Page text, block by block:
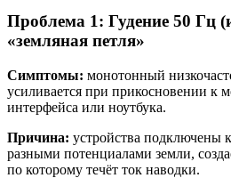
Проблема 1: Гудение 50 Гц
«земляная петля»
Симптомы: монотонный
усиливается при прикосновении к
интерфейса или ноутбука.
Причина: устройства подключены
разными потенциалами земли,
по которому течёт ток наводки.